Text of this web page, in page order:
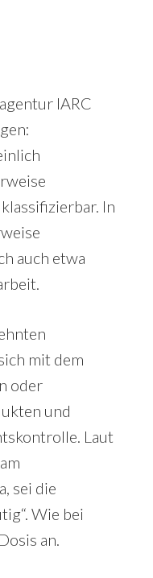
IARC
In
auch etwa
mit dem
oder
und
Laut
sei die
Wie bei
an.